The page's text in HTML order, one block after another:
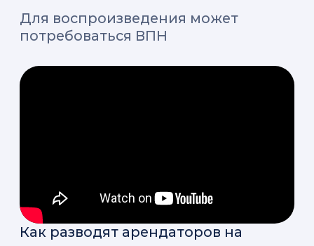
деньги: юрист про договор аренды
нежилого помещения
Как работать с самозанятыми:
инструкция для ИП и Юр.лиц.